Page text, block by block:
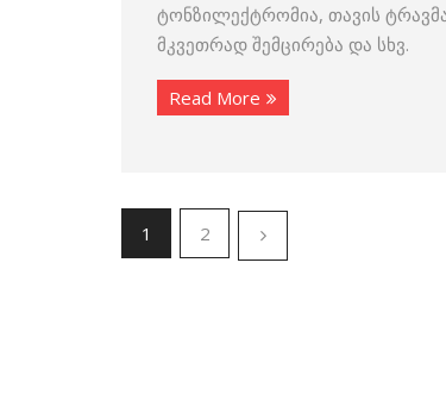
ტონზილექტრომია, თავის
მკვეთრად შემცირება და სხვ.
Read More
1 2